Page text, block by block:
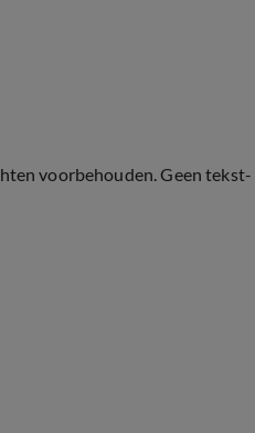
voorbehouden. Geen tekst-